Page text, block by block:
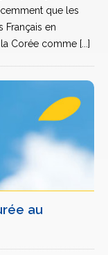
que les
Français en
Corée comme [...]
au